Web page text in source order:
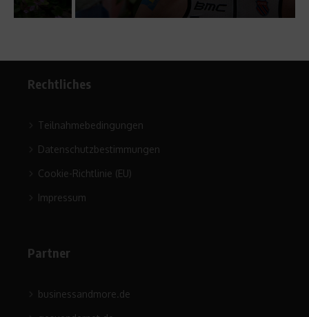
Rechtliches
Teilnahmebedingungen
Datenschutzbestimmungen
Cookie-Richtlinie (EU)
Impressum
Partner
businessandmore.de